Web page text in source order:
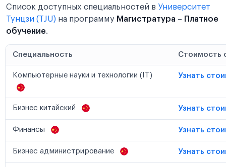
Список доступных специальностей в Университет
Тунцзи (TJU) на программу Магистратура – Платное
обучение.
Специальность Стоимость
Компьютерные науки и технологии (IT) Узнать
Бизнес китайский Узнать
Финансы Узнать
Бизнес администрирование Узнать